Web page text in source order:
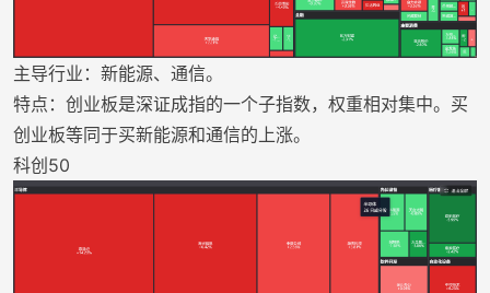
主导行业：新能源、通信。
特点：创业板是深证成指的一个子指数，权重相对集中。买
创业板等同于买新能源和通信的上涨。
科创50